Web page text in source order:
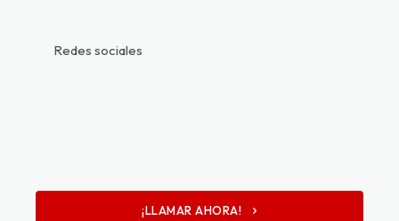
Redes sociales
¡LLAMAR AHORA!